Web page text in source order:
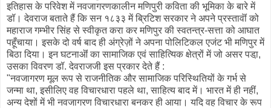
इतिहास के परिवेश में नवजागरणकालीन मणिपुरी कविता की भूमिका के बारे में
डॉ। देवराज बताते हैं कि सन १८३३ में ब्रिटिश सरकार ने अपने प्रस्तावॊं को
महाराज गम्भीर सिंह से स्वीकृत करा कर मणिपुर की स्वतन्त्र-सत्ता को आघात
पहूँचाया। इसके दो वर्ष बाद ही अंग्रेज़ों ने अपना पोलिटिकल एजंट भी मणिपुर में
बिठा दिया। इन घटनाऒं का सामाजिक एवं साहित्यिक क्षेत्रों में जो असर पडा़,
उसका विवरण डॉ. देवराजजी इस प्रकार देते हैं :
"नवजागरण मूल रूप से राजनीतिक और सामाजिक परिस्थितियों के गर्भ से
जन्मा था, इसीलिए वह विचारधारा पहले था, साहित्य बाद में। भारत में ही नहीं,
अन्य देशों में भी नवजागरण विचारधारा बनकर ही आया। यदि वह विचार के रूप